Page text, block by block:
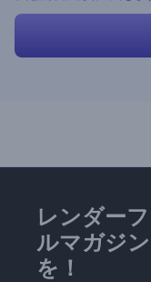
らのアップロード、テキス
レンダー
ルマガジ
を！